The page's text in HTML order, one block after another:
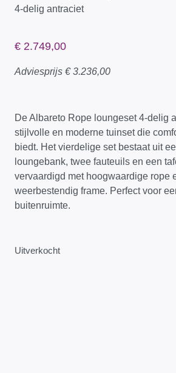
4-delig antraciet
€ 2.749,00
Adviesprijs €3.236,00
De Albareto Rope loungeset 4-delig
stijlvolle en moderne tuinset die
biedt. Het vierdelige set bestaat uit
loungebank, twee fauteuils en een
vervaardigd met hoogwaardige rope
weerbestendig frame. Perfect voor
buitenruimte.
Uitverkocht